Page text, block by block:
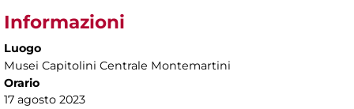
Informazioni
Luogo
Musei Capitolini Centrale Montemartini
Orario
17 agosto 2023